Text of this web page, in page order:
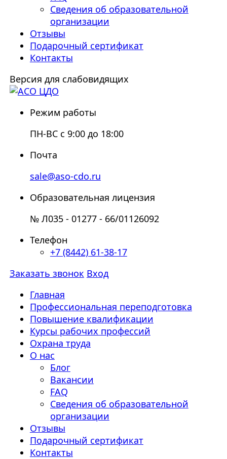
Сведения об образовательной
организации
Отзывы
Подарочный сертификат
Контакты
Версия для слабовидящих
Режим работы
ПН-ВС с 9:00 до 18:00
Почта
sale@aso-cdo.ru
Образовательная лицензия
№ Л035 - 01277 - 66/01126092
Телефон
+7 (8442) 61-38-17
Заказать звонок Вход
Главная
Профессиональная переподготовка
Повышение квалификации
Курсы рабочих профессий
Охрана труда
О нас
Блог
Вакансии
FAQ
Сведения об образовательной
организации
Отзывы
Подарочный сертификат
Контакты